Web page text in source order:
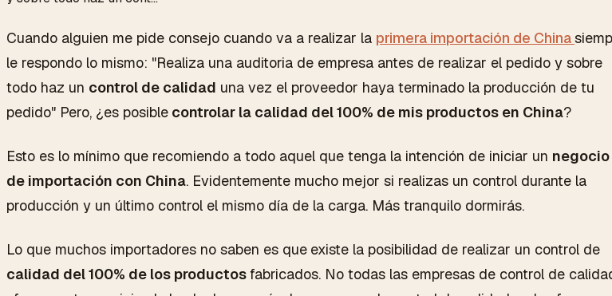
Cuando alguien me pide consejo cuando va a realizar la primera importación de China
le respondo lo mismo: "Realiza una auditoria de empresa antes de realizar el pedido y sobre
todo haz un control de calidad una vez el proveedor haya terminado la producción de tu
pedido" Pero, ¿es posible controlar la calidad del 100% de mis productos en China?
Esto es lo mínimo que recomiendo a todo aquel que tenga la intención de iniciar un negocio
de importación con China. Evidentemente mucho mejor si realizas un control durante la
producción y un último control el mismo día de la carga. Más tranquilo dormirás.
Lo que muchos importadores no saben es que existe la posibilidad de realizar un control de
calidad del 100% de los productosfabricados. No todas las empresas de control de